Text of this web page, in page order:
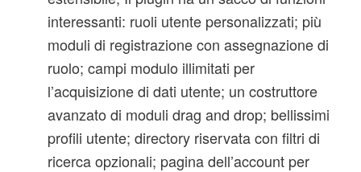
interessanti: ruoli utente personalizzati; più
moduli di registrazione con assegnazione di
ruolo; campi modulo illimitati per
l’acquisizione di dati utente; un costruttore
avanzato di moduli drag and drop; bellissimi
profili utente; directory riservata con filtri di
ricerca opzionali; pagina dell’account per